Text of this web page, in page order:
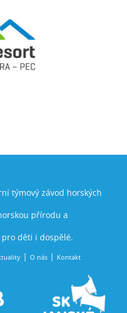
týmový závod horských
přírodu a
děti i dospělé.
O nás Kontakt